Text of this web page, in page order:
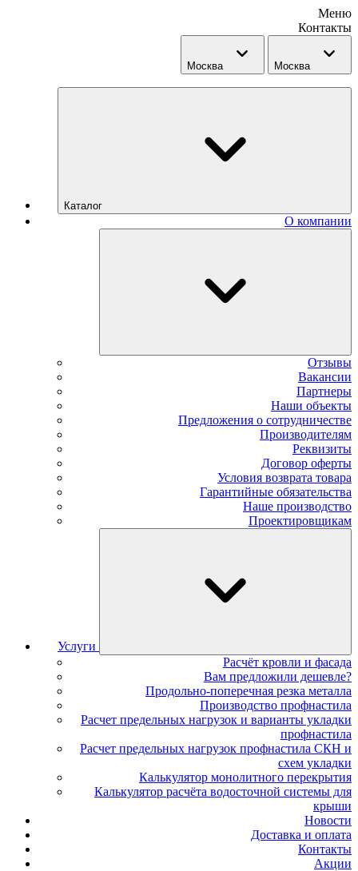
Меню
Контакты
Москва Москва
Каталог
О компании
Отзывы
Вакансии
Партнеры
Наши объекты
Предложения о сотрудничестве
Производителям
Реквизиты
Договор оферты
Условия возврата товара
Гарантийные обязательства
Наше производство
Проектировщикам
Услуги
Расчёт кровли и фасада
Вам предложили дешевле?
Продольно-поперечная резка металла
Производство профнастила
Расчет предельных нагрузок и варианты укладки
профнастила
Расчет предельных нагрузок профнастила СКН и
схем укладки
Калькулятор монолитного перекрытия
Калькулятор расчёта водосточной системы для
крыши
Новости
Доставка и оплата
Контакты
Акции